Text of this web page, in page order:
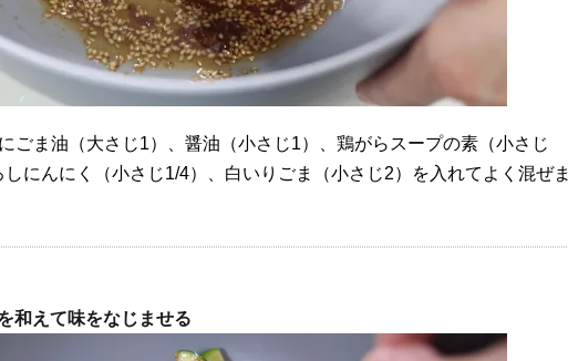
しにんにく（小さじ1/4）、白いりごま（小さじ2）を入れてよく混ぜま
和えて味をなじませる